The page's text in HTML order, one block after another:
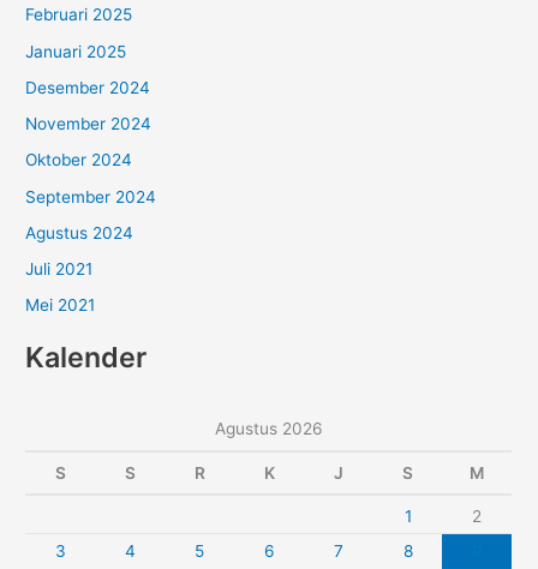
Februari 2025
Januari 2025
Desember 2024
November 2024
Oktober 2024
September 2024
Agustus 2024
Juli 2021
Mei 2021
Kalender
Agustus 2026
S S R K J S M
1
2
3
4 5 6 7 8